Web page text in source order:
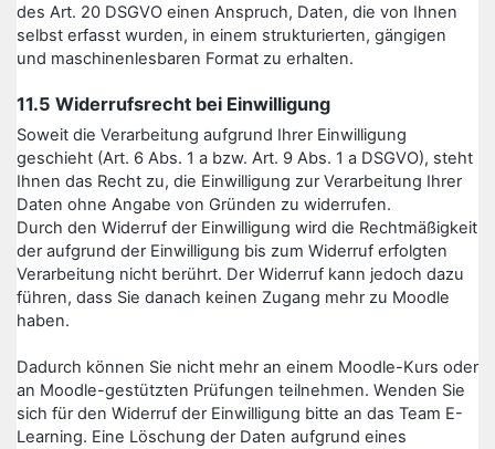
des Art. 20 DSGVO einen Anspruch, Daten, die von Ihnen
selbst erfasst wurden, in einem strukturierten, gängigen
und maschinenlesbaren Format zu erhalten.
11.5 Widerrufsrecht bei Einwilligung
Soweit die Verarbeitung aufgrund Ihrer Einwilligung
geschieht (Art. 6 Abs. 1 a bzw. Art. 9 Abs. 1 a DSGVO), steht
Ihnen das Recht zu, die Einwilligung zur Verarbeitung Ihrer
Daten ohne Angabe von Gründen zu widerrufen.
Durch den Widerruf der Einwilligung wird die Rechtmäßigkeit
der aufgrund der Einwilligung bis zum Widerruf erfolgten
Verarbeitung nicht berührt. Der Widerruf kann jedoch dazu
führen, dass Sie danach keinen Zugang mehr zu Moodle
haben.
Dadurch können Sie nicht mehr an einem Moodle-Kurs oder
an Moodle-gestützten Prüfungen teilnehmen. Wenden Sie
sich für den Widerruf der Einwilligung bitte an das Team E-
Learning. Eine Löschung der Daten aufgrund eines